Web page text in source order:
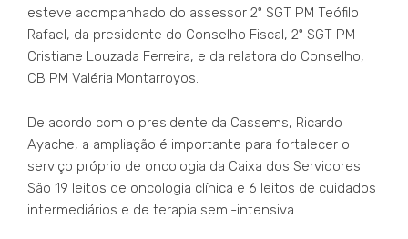
esteve acompanhado do assessor 2º SGT PM Teófilo
Rafael, da presidente do Conselho Fiscal, 2º SGT PM
Cristiane Louzada Ferreira, e da relatora do Conselho,
CB PM Valéria Montarroyos.
De acordo com o presidente da Cassems, Ricardo
Ayache, a ampliação é importante para fortalecer o
serviço próprio de oncologia da Caixa dos Servidores.
São 19 leitos de oncologia clínica e 6 leitos de cuidados
intermediários e de terapia semi-intensiva.